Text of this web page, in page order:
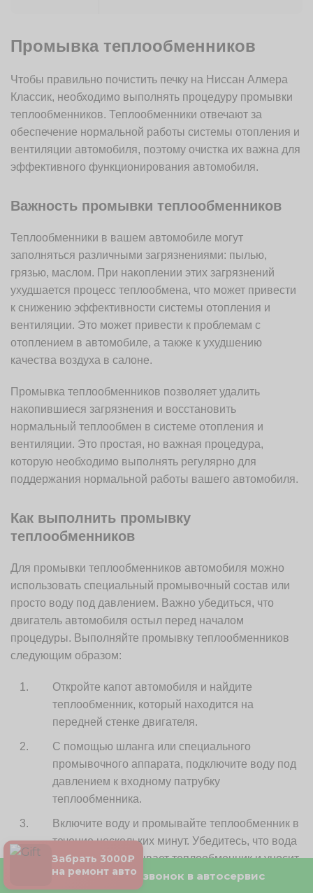
Промывка теплообменников
Чтобы правильно почистить печку на Ниссан Алмера
Классик, необходимо выполнять процедуру промывки
теплообменников. Теплообменники отвечают за
обеспечение нормальной работы системы отопления и
вентиляции автомобиля, поэтому очистка их важна для
эффективного функционирования автомобиля.
Важность промывки теплообменников
Теплообменники в вашем автомобиле могут
заполняться различными загрязнениями: пылью,
грязью, маслом. При накоплении этих загрязнений
ухудшается процесс теплообмена, что может привести
к снижению эффективности системы отопления и
вентиляции. Это может привести к проблемам с
отоплением в автомобиле, а также к ухудшению
качества воздуха в салоне.
Промывка теплообменников позволяет удалить
накопившиеся загрязнения и восстановить
нормальный теплообмен в системе отопления и
вентиляции. Это простая, но важная процедура,
которую необходимо выполнять регулярно для
поддержания нормальной работы вашего автомобиля.
Как выполнить промывку
теплообменников
Для промывки теплообменников автомобиля можно
использовать специальный промывочный состав или
просто воду под давлением. Важно убедиться, что
двигатель автомобиля остыл перед началом
процедуры. Выполняйте промывку теплообменников
следующим образом:
Откройте капот автомобиля и найдите
теплообменник, который находится на
передней стенке двигателя.
С помощью шланга или специального
промывочного аппарата, подключите воду под
давлением к входному патрубку
теплообменника.
Включите воду и промывайте теплообменник в
течение нескольких минут. Убедитесь, что вода
полностью промывает теплообменник и уносит
все загрязнения.
Бесплатный звонок в автосервис
Забрать 3000₽
на ремонт авто